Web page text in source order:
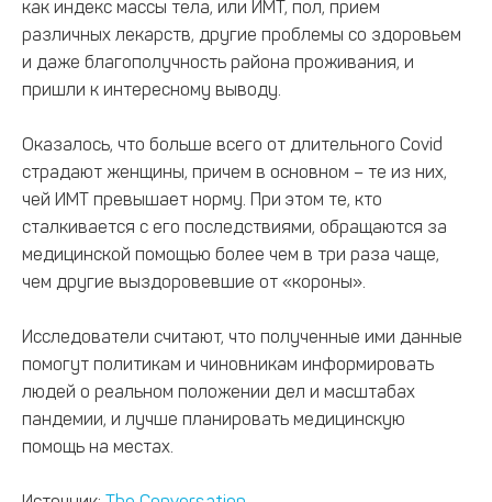
как индекс массы тела, или ИМТ, пол, прием
различных лекарств, другие проблемы со здоровьем
и даже благополучность района проживания, и
пришли к интересному выводу.
Оказалось, что больше всего от длительного Covid
страдают женщины, причем в основном – те из них,
чей ИМТ превышает норму. При этом те, кто
сталкивается с его последствиями, обращаются за
медицинской помощью более чем в три раза чаще,
чем другие выздоровевшие от «короны».
Исследователи считают, что полученные ими данные
помогут политикам и чиновникам информировать
людей о реальном положении дел и масштабах
пандемии, и лучше планировать медицинскую
помощь на местах.